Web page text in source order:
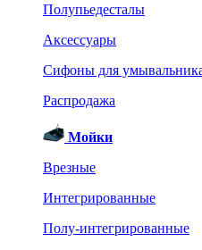
Полупьедесталы
Аксессуары
Сифоны для
Распродажа
Мойки
Врезные
Интегрированные
Полу-интегрированные